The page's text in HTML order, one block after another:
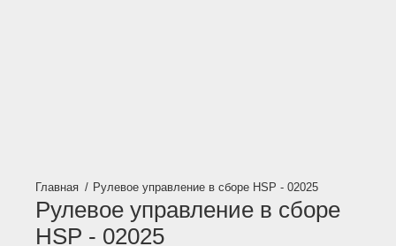
Рулевое управление в сборе HSP - 02025
Рулевое управление в сборе
HSP - 02025